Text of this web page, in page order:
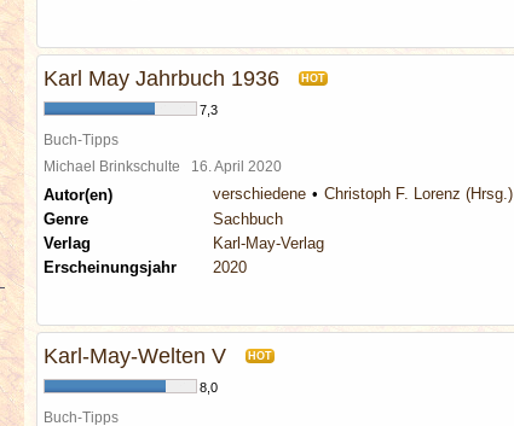
Karl May Jahrbuch 1936 HOT
7,3
Buch-Tipps
Michael Brinkschulte 16. April 2020
Autor(en) verschiedene
Christoph F. Lorenz (Hrsg.)
Genre
Sachbuch
Verlag
Karl-May-Verlag
Erscheinungsjahr
2020
Karl-May-Welten V HOT
8,0
Buch-Tipps